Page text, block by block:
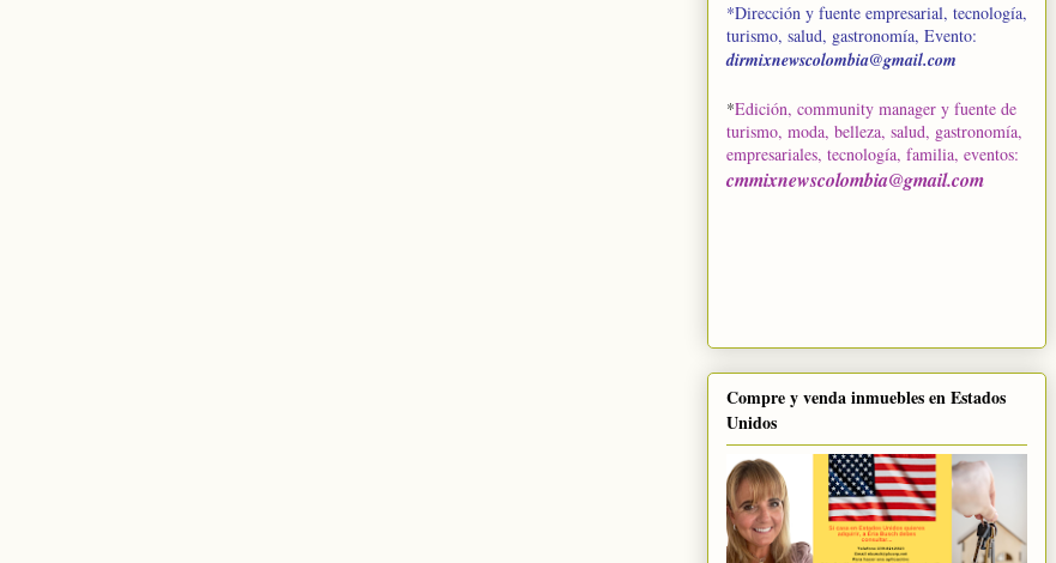
*Dirección y fuente empresarial, tecnología,
turismo, salud, gastronomía, Evento:
dirmixnewscolombia@gmail.com
*Edición, community manager y fuente de
turismo, moda, belleza, salud, gastronomía,
empresariales, tecnología, familia, eventos:
cmmixnewscolombia@gmail.com
Compre y venda inmuebles en Estados
Unidos